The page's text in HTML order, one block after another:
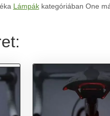
Lámpákkategóriában One